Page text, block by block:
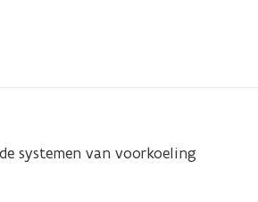
systemen van voorkoeling